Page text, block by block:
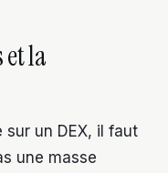
et la
sur un DEX, il faut
une masse